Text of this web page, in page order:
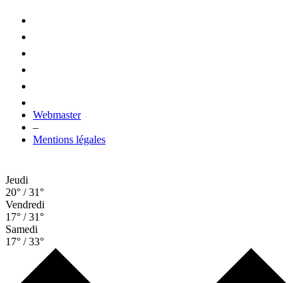
Webmaster
–
Mentions légales
Jeudi
20° / 31°
Vendredi
17° / 31°
Samedi
17° / 33°